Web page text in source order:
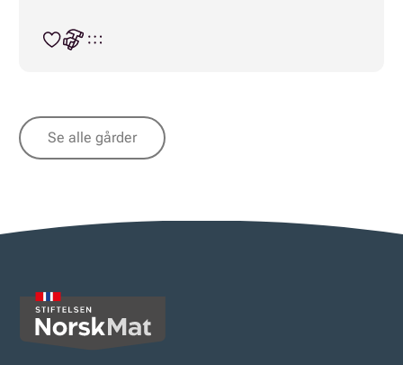
Se alle gårder